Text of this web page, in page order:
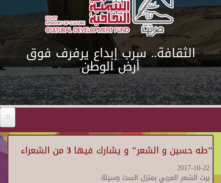
الثقافة.. سرب إبداع يرفرف فوق
أرض الوطن
"طه حسين و الشعر" و يشارك فيها 3 من الشعراء
2017-10-22
بيت الشعر العربي بمنزل الست وسيلة